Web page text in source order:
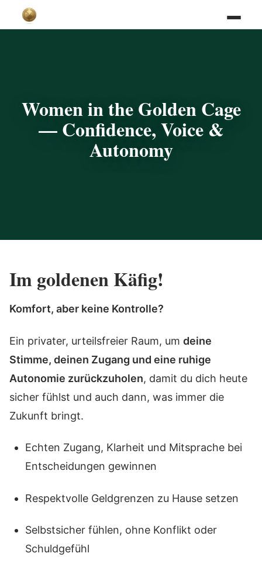
Women in the Golden Cage
— Confidence, Voice &
Autonomy
Im goldenen Käfig!
Komfort, aber keine Kontrolle?
Ein privater, urteilsfreier Raum, um deine
Stimme, deinen Zugang und eine ruhige
Autonomie zurückzuholen, damit du dich heute
sicher fühlst und auch dann, was immer die
Zukunft bringt.
Echten Zugang, Klarheit und Mitsprache bei
Entscheidungen gewinnen
Respektvolle Geldgrenzen zu Hause setzen
Selbstsicher fühlen, ohne Konflikt oder
Schuldgefühl